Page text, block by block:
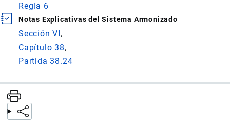
Regla 6
Notas Explicativas del Sistema Armonizado
Sección VI
Capítulo 38
Partida 38.24